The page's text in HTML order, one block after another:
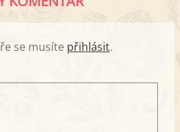
se musíte přihlásit.